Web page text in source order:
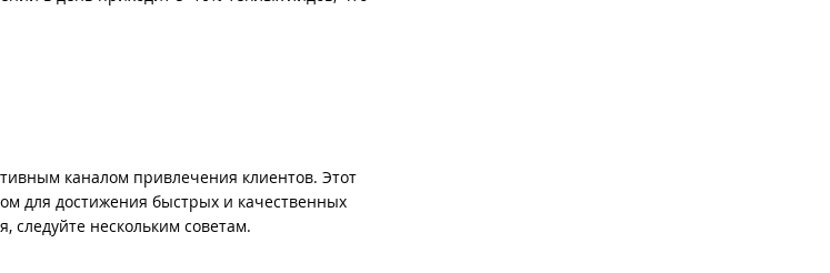
каналом привлечения клиентов. Этот
для достижения быстрых и качественных
нескольким советам.